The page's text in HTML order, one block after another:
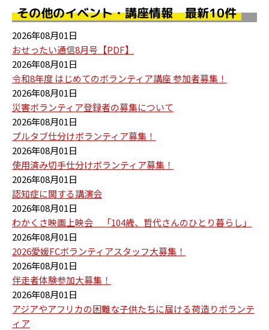
その他のイベント・講座情報 最新10件
2026年08月01日
おせったい通信8月号【PDF】
2026年08月01日
令和8年度 はじめてのボランティア講座 参加者募集！
2026年08月01日
災害ボランティア登録者の募集について
2026年08月01日
プルタブ仕分けボランティア募集！
2026年08月01日
使用済み切手仕分けボランティア募集！
2026年08月01日
認知症に関する講演会
2026年08月01日
わかくさ映画上映会 「104歳、哲代さんのひとり暮らし」
2026年08月01日
2026愛媛FCボランティアスタッフ大募集！
2026年08月01日
伴走者体験参加大募集！
2026年08月01日
アジアやアフリカの困難な子供たちに届ける荷造りボランテ
ィア